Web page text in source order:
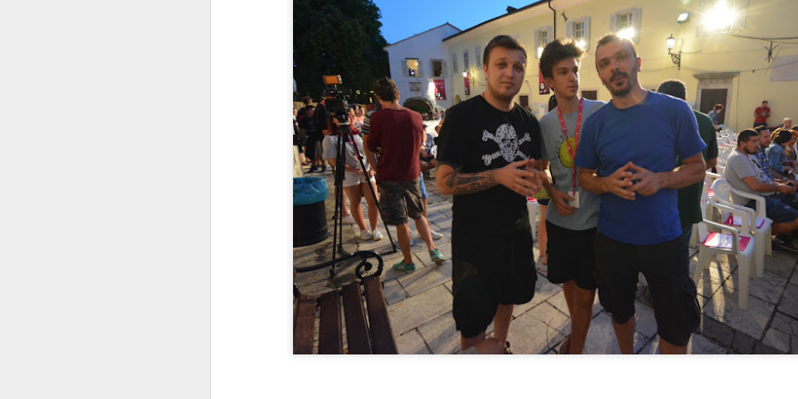
JUN
8
Najljepše plaže Istre i Kvarnera (Otoci Cres i Krk)
Plaže Istre i Kvarnera — otkrivanje savršenih kutaka
Plaže privlače posjetitelje tijekom cijele godine — za mirnu šetnju uz
more, čarobne zalaze sunca, ribolov, a ljeti naročito za kupanje i
ronjenje. Opisati "najljepšu" plažu bilo kojeg područja gotovo je
nemoguće jer je to stvar osobnog ukusa i iskustva. Svakome je vlastita
plaža posebna.
Naravno, lijepih plaža ima mnogo.
JUN
6
Memorijalna kamena klupa Massima Savića u Puli
Memorijalna kamena klupa Massima Savića u Puli
Pula je dobila nov, tih i dostojanstven znamen. Podno sjeverne strane